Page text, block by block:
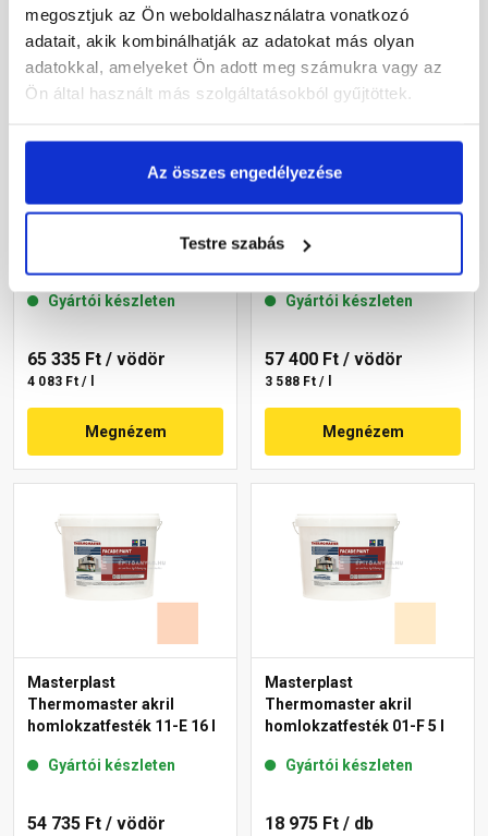
megosztjuk az Ön weboldalhasználatra vonatkozó
adatait, akik kombinálhatják az adatokat más olyan
adatokkal, amelyeket Ön adott meg számukra vagy az
Ön által használt más szolgáltatásokból gyűjtöttek.
Az összes engedélyezése
Testre szabás
Masterplast
Gyártói készleten
65 335 Ft / vödör
4 083 Ft / l
Megnézem
Masterplast
Thermomaster akril
Gyártói készleten
57 400 Ft / vödör
3 588 Ft / l
Megnézem
Masterplast
Thermomaster akril
homlokzatfesték 11-E 16 l
Gyártói készleten
54 735 Ft / vödör
Masterplast
Thermomaster akril
homlokzatfesték 01-F 5 l
Gyártói készleten
18 975 Ft / db